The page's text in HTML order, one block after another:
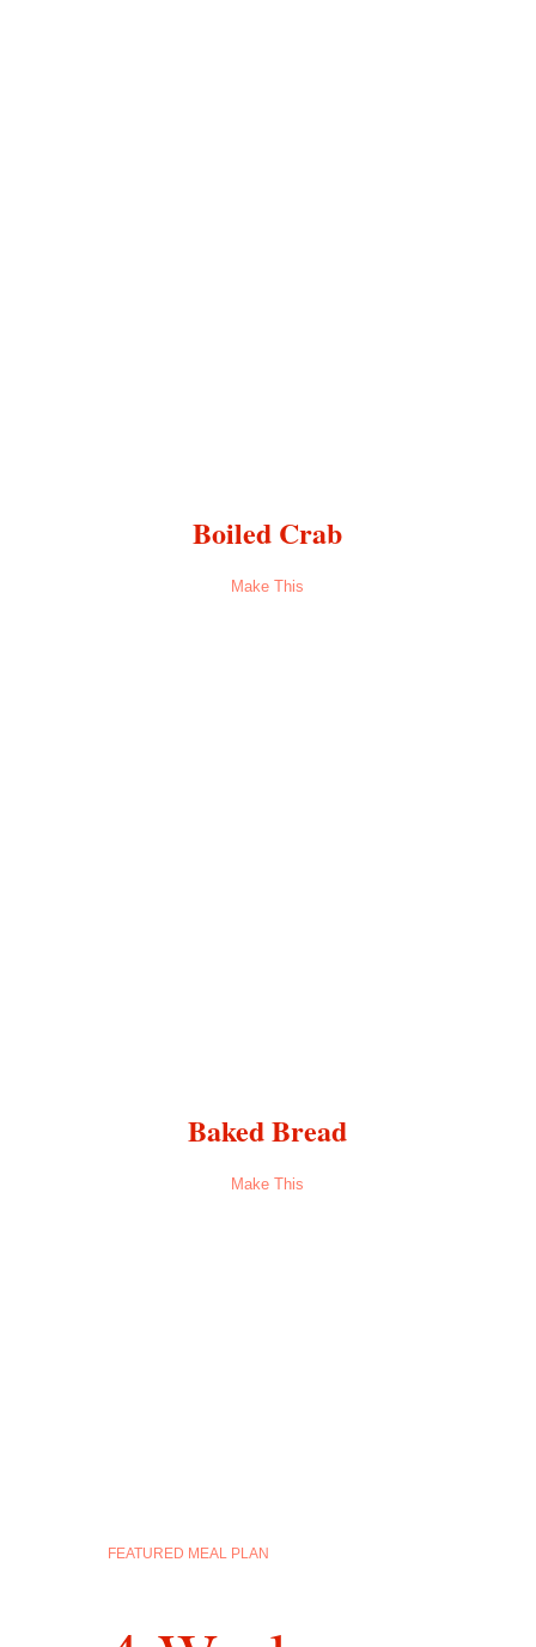
Boiled Crab
Make This
Baked Bread
Make This
FEATURED MEAL PLAN